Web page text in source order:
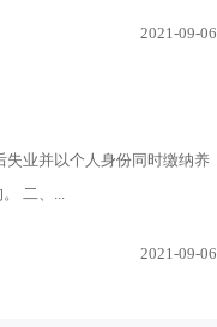
2021-09-06
失业并以个人身份同时缴纳养
二、...
2021-09-06